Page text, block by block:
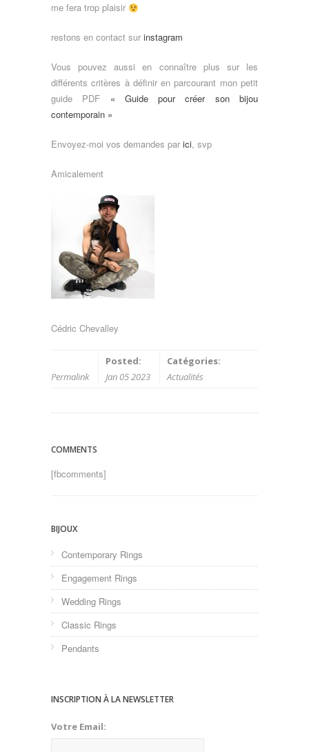
me fera trop plaisir
restons en contact sur instagram
Vous pouvez aussi en connaître plus sur les
différents critères à définir en parcourant mon petit
guide PDF « Guide pour créer son bijou
contemporain »
Envoyez-moi vos demandes par ici, svp
Amicalement
Cédric Chevalley
Permalink
Posted:
Jan 05 2023
Catégories:
Actualités
COMMENTS
[fbcomments]
BIJOUX
Contemporary Rings
Engagement Rings
Wedding Rings
Classic Rings
Pendants
INSCRIPTION À LA NEWSLETTER
Votre Email: